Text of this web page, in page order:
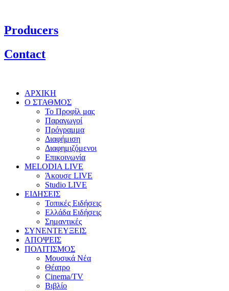
Producers
Contact
ΑΡΧΙΚΗ
Ο ΣΤΑΘΜΟΣ
Το Προφίλ μας
Παραγωγοί
Πρόγραμμα
Διαφήμιση
Διαφημιζόμενοι
Επικοινωνία
MELODIA LIVE
Άκουσε LIVE
Studio LIVE
ΕΙΔΗΣΕΙΣ
Τοπικές Ειδήσεις
Ελλάδα Ειδήσεις
Σημαντικές
ΣΥΝΕΝΤΕΥΞΕΙΣ
ΑΠΟΨΕΙΣ
ΠΟΛΙΤΙΣΜΟΣ
Μουσικά Νέα
Θέατρο
Cinema/TV
Βιβλίο